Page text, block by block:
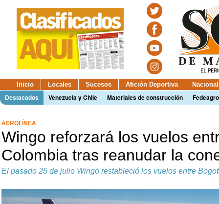
Inicio Locales Sucesos Afición Deportiva
Destacados Venezuela y Chile Materiales de construcción Fedeagro
AEROLÍNEA
Wingo reforzará los vuelos
Colombia tras reanudar la
El pasado 25 de julio Wingo restableció los vuelos entre